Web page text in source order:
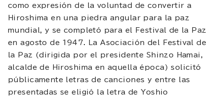
como expresión de la voluntad de convertir a
Hiroshima en una piedra angular para la paz
mundial, y se completó para el Festival de la Paz
en agosto de 1947. La Asociación del Festival de
la Paz (dirigida por el presidente Shinzo Hamai,
alcalde de Hiroshima en aquella época) solicitó
públicamente letras de canciones y entre las
presentadas se eligió la letra de Yoshio